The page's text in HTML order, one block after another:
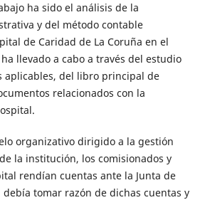
ha sido el análisis de la
y del método contable
de Caridad de La Coruña en el
llevado a cabo a través del estudio
aplicables, del libro principal de
relacionados con la
organizativo dirigido a la gestión
la institución, los comisionados y
rendían cuentas ante la Junta de
tomar razón de dichas cuentas y